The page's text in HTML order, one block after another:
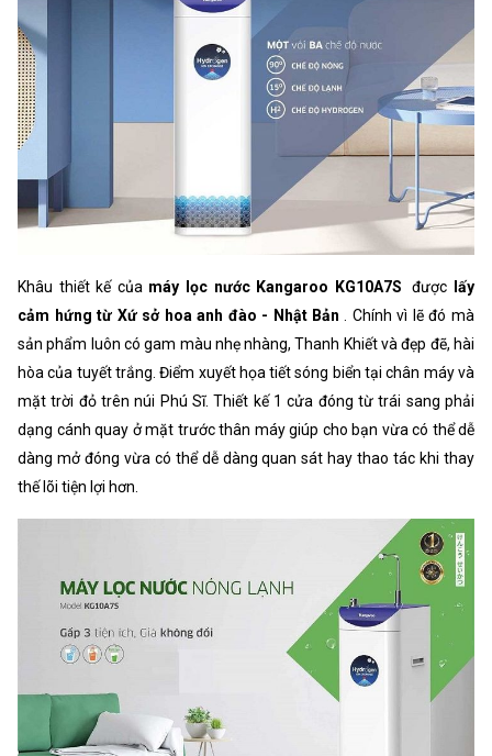
Khâu thiết kế của máy lọc nước Kangaroo KG10A7S được lấy
cảm hứng từ Xứ sở hoa anh đào - Nhật Bản
. Chính vì lẽ đó mà
sản phẩm luôn có gam màu nhẹ nhàng, Thanh Khiết và đẹp đẽ, hài
hòa của tuyết trắng. Điểm xuyết họa tiết sóng biển tại chân máy và
mặt trời đỏ trên núi Phú Sĩ. Thiết kế 1 cửa đóng từ trái sang phải
dạng cánh quay ở mặt trước thân máy giúp cho bạn vừa có thể dễ
dàng mở đóng vừa có thể dễ dàng quan sát hay thao tác khi thay
thế lõi tiện lợi hơn.